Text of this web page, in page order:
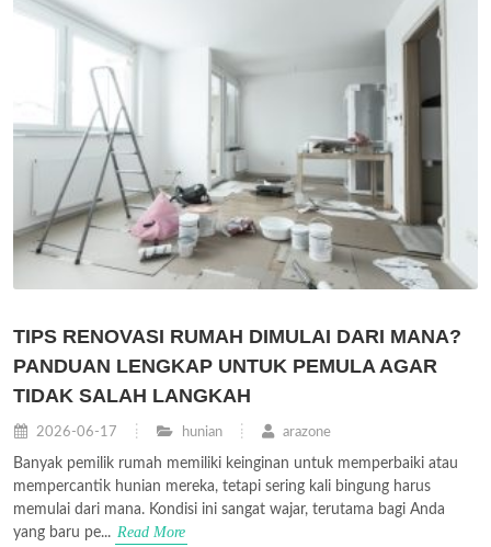
TIPS RENOVASI RUMAH DIMULAI DARI MANA?
PANDUAN LENGKAP UNTUK PEMULA AGAR
TIDAK SALAH LANGKAH
2026-06-17 hunian arazone
Banyak pemilik rumah memiliki keinginan untuk memperbaiki atau
mempercantik hunian mereka, tetapi sering kali bingung harus
memulai dari mana. Kondisi ini sangat wajar, terutama bagi Anda
yang baru pe... Read More